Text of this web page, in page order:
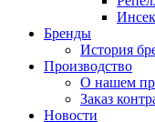
Бренды
История
Производство
О нашем
Заказ
Новости